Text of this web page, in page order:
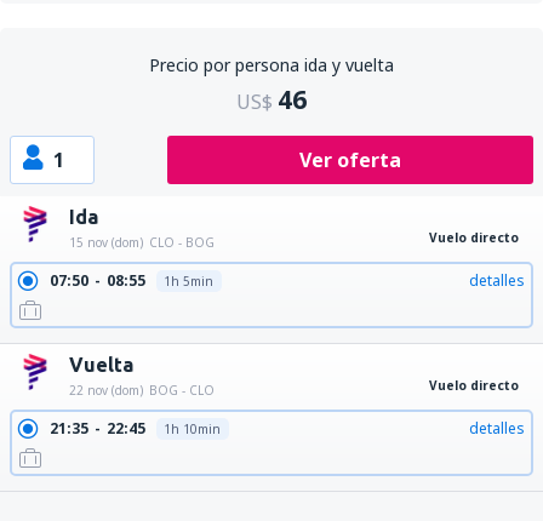
Precio por persona ida y vuelta
US$ 46
1 Ver oferta
Ida
15 nov (dom) CLO - BOG Vuelo directo
07:50 08:55 1h 5min detalles
Vuelta
22 nov (dom) BOG - CLO Vuelo directo
21:35 22:45 1h 10min detalles